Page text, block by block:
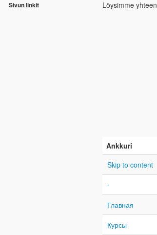
Sivun linkit Löysimme
Ankkuri
Skip to content
-
Главная
Курсы